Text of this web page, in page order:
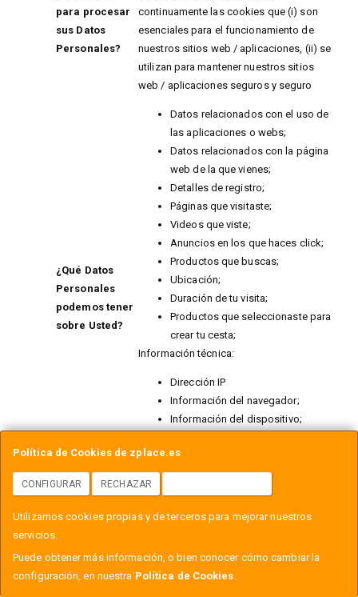
para procesar
sus Datos
Personales?
continuamente las cookies que (i) son
esenciales para el funcionamiento de
nuestros sitios web / aplicaciones, (ii) se
utilizan para mantener nuestros sitios
web / aplicaciones seguros y seguro
¿Qué Datos
Personales
podemos tener
sobre Usted?
Datos relacionados con el uso de
las aplicaciones o webs;
Datos relacionados con la página
web de la que vienes;
Detalles de registro;
Páginas que visitaste;
Videos que viste;
Anuncios en los que haces click;
Productos que buscas;
Ubicación;
Duración de tu visita;
Productos que seleccionaste para
crear tu cesta;
Información técnica:
Dirección IP
Información del navegador;
Información del dispositivo;
cada visitante y la fecha de
vencimiento de dicho
¿En qué
escenario
pueden
Información recopilada por
Política de Cookies de zplace.es
CONFIGURAR RECHAZAR
Utilizamos cookies propias y de terceros para mejorar nuestros
servicios.
Puede obtener más información, o bien conocer cómo cambiar la
configuración, en nuestra Política de Cookies.